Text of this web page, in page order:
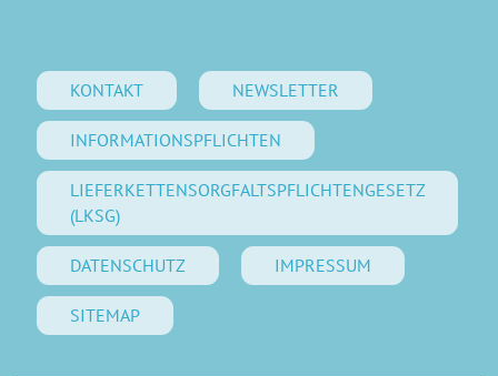
KONTAKT NEWSLETTER
INFORMATIONSPFLICHTEN
LIEFERKETTENSORGFALTSPFLICHTENGESETZ
(LKSG)
DATENSCHUTZ IMPRESSUM
SITEMAP